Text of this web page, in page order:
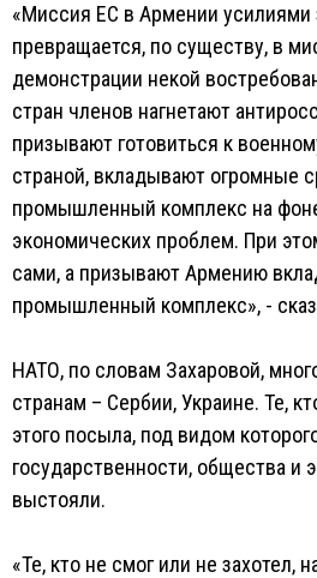
«Миссия ЕС в Армении усилиями
превращается, по существу, в
демонстрации некой
стран членов нагнетают
призывают готовиться к
страной, вкладывают огромные
промышленный комплекс на
экономических проблем. При
сами, а призывают Армению
промышленный комплекс», -
НАТО, по словам Захаровой,
странам – Сербии, Украине. Те,
этого посыла, под видом
государственности, общества и
выстояли.
«Те, кто не смог или не захотел,